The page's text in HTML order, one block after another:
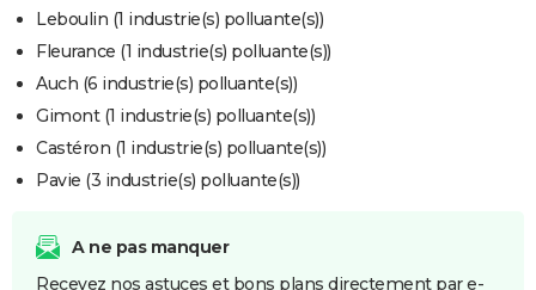
Bricolage
Lifestyle
Culture
Sport
Auto
Television
Voyage
CinemaLeboulin (1 industrie(s) polluante(s))
Fleurance (1 industrie(s) polluante(s))
Auch (6 industrie(s) polluante(s))
Gimont (1 industrie(s) polluante(s))
Castéron (1 industrie(s) polluante(s))
Pavie (3 industrie(s) polluante(s))
A ne pas manquer
Recevez nos astuces et bons plans directement par e-